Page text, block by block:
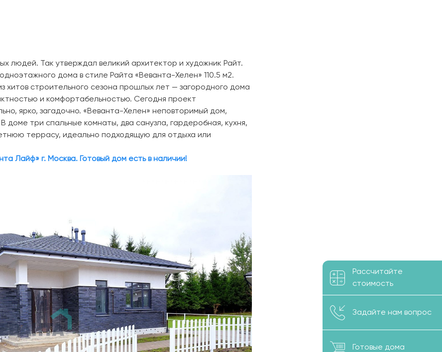
людей. Так утверждал великий архитектор и художник Райт.
дома в стиле Райта «Веванта-Хелен» 110.5 м2.
хитов строительного сезона прошлых лет — загородного дома
и комфортабельностью. Сегодня проект
ярко, загадочно. «Веванта-Хелен» неповторимый дом,
доме три спальные комнаты, два санузла, гардеробная, кухня,
террасу, идеально подходящую для отдыха или
Лайф» г. Москва. Готовый дом есть в наличии!
Рассчитайте
стоимость
Задайте нам вопрос
Готовые дома